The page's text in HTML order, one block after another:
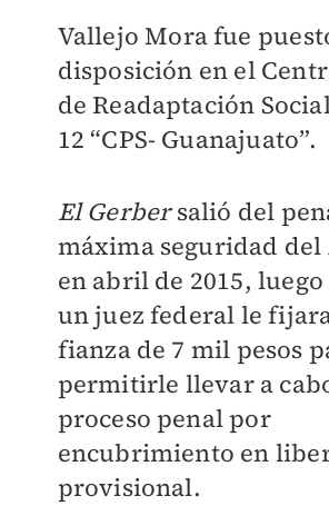
Vallejo Mora fue
disposición en el
de Readaptación
12 “CPS- Guanajuato”.
El Gerbersalió del
máxima seguridad
en abril de 2015, luego
un juez federal le
fianza de 7 mil pesos
permitirle llevar a
proceso penal por
encubrimiento en
provisional.